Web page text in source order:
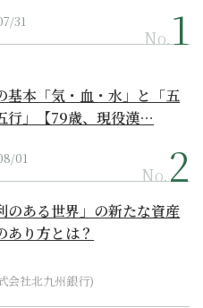
31
No.
基本「気・血・水」と「五
行」【79歳、現役漢…
01
No.
のある世界」の新たな資産
あり方とは？
会社北九州銀行)